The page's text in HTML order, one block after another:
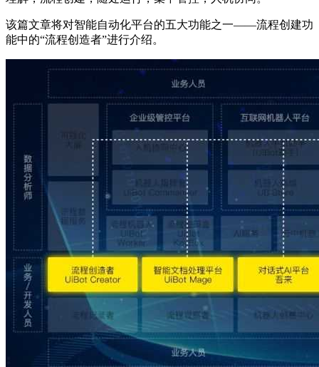
该篇文章将对智能自动化平台的五大功能之一——流程创建功
能中的“流程创造者”进行介绍。